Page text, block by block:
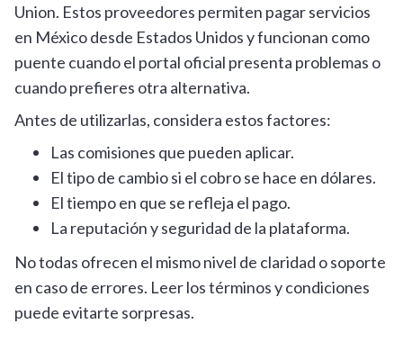
Union. Estos proveedores permiten pagar servicios
en México desde Estados Unidos y funcionan como
puente cuando el portal oficial presenta problemas o
cuando prefieres otra alternativa.
Antes de utilizarlas, considera estos factores:
Las comisiones que pueden aplicar.
El tipo de cambio si el cobro se hace en dólares.
El tiempo en que se refleja el pago.
La reputación y seguridad de la plataforma.
No todas ofrecen el mismo nivel de claridad o soporte
en caso de errores. Leer los términos y condiciones
puede evitarte sorpresas.